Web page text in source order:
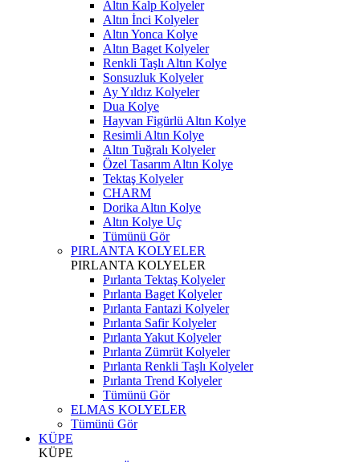
Altın Kalp Kolyeler
Altın İnci Kolyeler
Altın Yonca Kolye
Altın Baget Kolyeler
Renkli Taşlı Altın Kolye
Sonsuzluk Kolyeler
Ay Yıldız Kolyeler
Dua Kolye
Hayvan Figürlü Altın Kolye
Resimli Altın Kolye
Altın Tuğralı Kolyeler
Özel Tasarım Altın Kolye
Tektaş Kolyeler
CHARM
Dorika Altın Kolye
Altın Kolye Uç
Tümünü Gör
PIRLANTA KOLYELER
PIRLANTA KOLYELER
Pırlanta Tektaş Kolyeler
Pırlanta Baget Kolyeler
Pırlanta Fantazi Kolyeler
Pırlanta Safir Kolyeler
Pırlanta Yakut Kolyeler
Pırlanta Zümrüt Kolyeler
Pırlanta Renkli Taşlı Kolyeler
Pırlanta Trend Kolyeler
Tümünü Gör
ELMAS KOLYELER
Tümünü Gör
KÜPE
KÜPE